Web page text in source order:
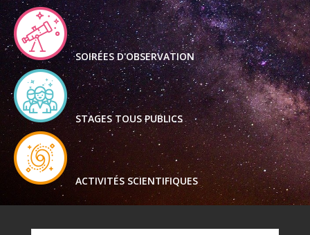
SOIRÉES D'OBSERVATION
STAGES TOUS PUBLICS
ACTIVITÉS SCIENTIFIQUES